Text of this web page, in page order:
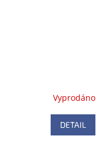
Vyprodáno
DETAIL